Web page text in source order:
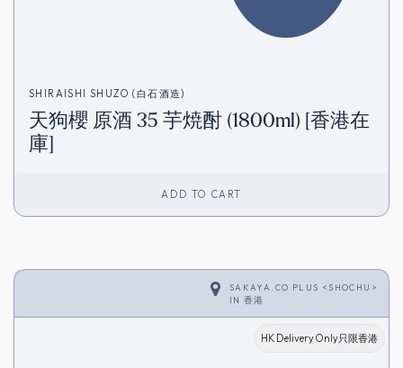
SHIRAISHI SHUZO (白石酒造)
天狗櫻 原酒 35 芋焼酎 (1800ml) [香港在
庫]
ADD TO CART
SAKAYA.CO PLUS <SHOCHU>
IN 香港
HK Delivery Only只限香港